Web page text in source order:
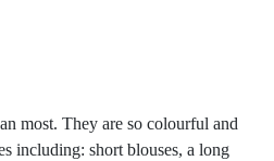
most. They are so colourful and
including: short blouses, a long